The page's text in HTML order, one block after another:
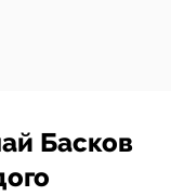
Басков